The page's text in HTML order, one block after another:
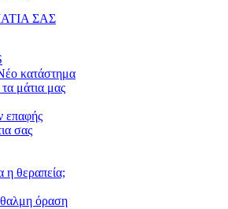
ΣΑΣ
κατάστημα
μάτια μας
επαφής
σας
η θεραπεία;
όραση